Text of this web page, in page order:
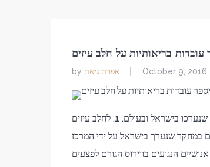
עובדות בריאותיות על חלב עיזים
by אפרת גיאת October 9, 2016
להלן מספר עובדות בריאותיות על חלב עיזים, המבוססות על מחקרים מדעיים שנערכו בישראל ובעולם. 1. לחלב עיזים
במחקר שנערך בישראל על ידי המרכז
הנגועים בווירוס הגורם לפצעים